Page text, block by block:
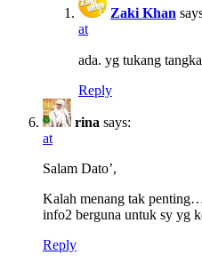
Zaki Khan
at
ada. yg tukang
Reply
rina says:
at
Salam Dato’,
Kalah menang tak
info2 berguna untuk sy yg
Reply